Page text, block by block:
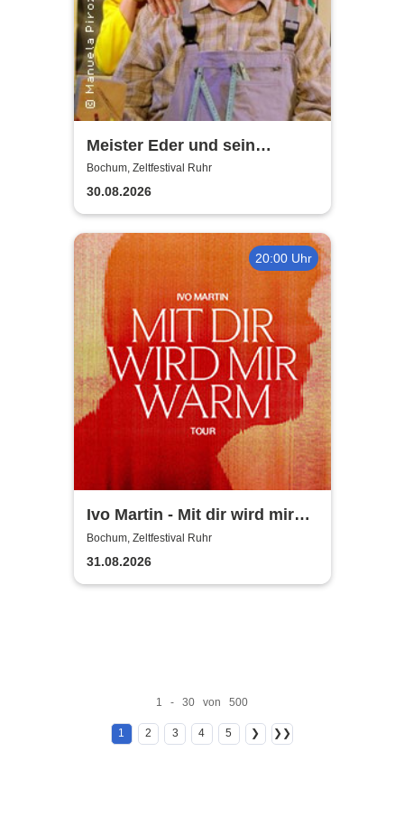
Meister Eder und sein
Pumuckl
Bochum, Zeltfestival Ruhr
30.08.2026
20:00 Uhr
Ivo Martin - Mit dir wird mir
warm Tour 2026
Bochum, Zeltfestival Ruhr
31.08.2026
1 - 30 von 500
1 2 3 4 5 ❯ ❯❯